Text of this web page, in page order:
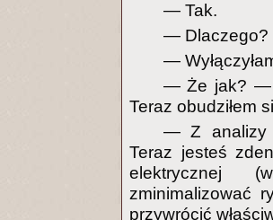
— Tak.
— Dlaczego?
—
— Że jak? —
Teraz obudziłem
— Z analizy
Teraz jesteś
elektrycznej
zminimalizować
przywrócić